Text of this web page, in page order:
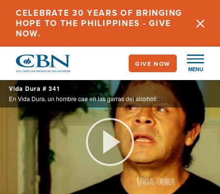
main
content
CELEBRATE 30 YEARS OF BRINGING
HOPE TO THE PHILIPPINES - GIVE
NOW.
MENU
GIVE NOW
Vida Dura # 341
En Vida Dura, un hombre cae en las garras del alcoholismo y ve como su mundo se desmorona frente a sus propios ojos, hasta terminar solo y en la cárcel. Además el caso de un joven que, abandonado por sus padres se convierte en delincuente ... ...
Play